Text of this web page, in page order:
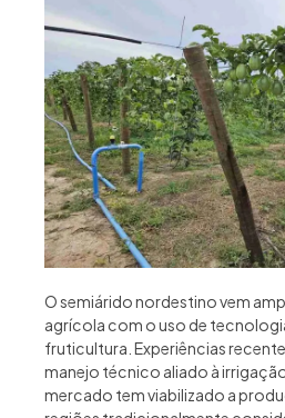
O semiárido nordestino vem
agrícola com o uso de
fruticultura. Experiências
manejo técnico aliado à
mercado tem viabilizado a